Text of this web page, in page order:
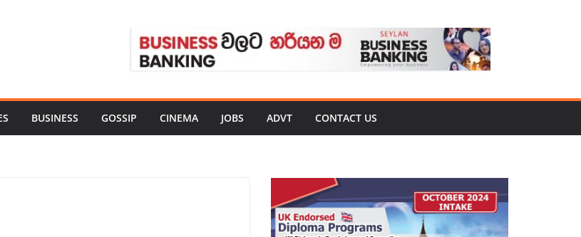
BUSINESS GOSSIP CINEMA JOBS ADVT CONTACT US